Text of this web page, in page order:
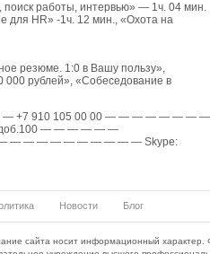
работы, интервью» — 1ч. 04 мин.
для HR» -1ч. 12 мин., «Охота на
резюме. 1:0 в Вашу пользу»,
000 рублей», «Собеседование в
— +7 910 105 00 00 — — — — — — — —
доб.100 — — — — — —
— — — — — — — — — — — Skype:
Новости Блог
сайта носит информационный характер.